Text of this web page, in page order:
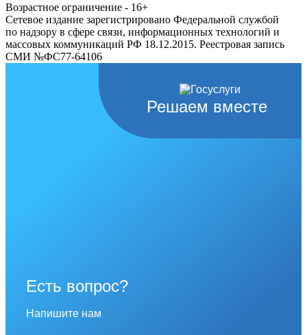
Возрастное ограничение - 16+
Сетевое издание зарегистрировано Федеральной службой
по надзору в сфере связи, информационных технологий и
массовых коммуникаций РФ 18.12.2015. Реестровая запись
СМИ №ФС77-64106
Решаем вместе
Есть вопрос?
Напишите нам